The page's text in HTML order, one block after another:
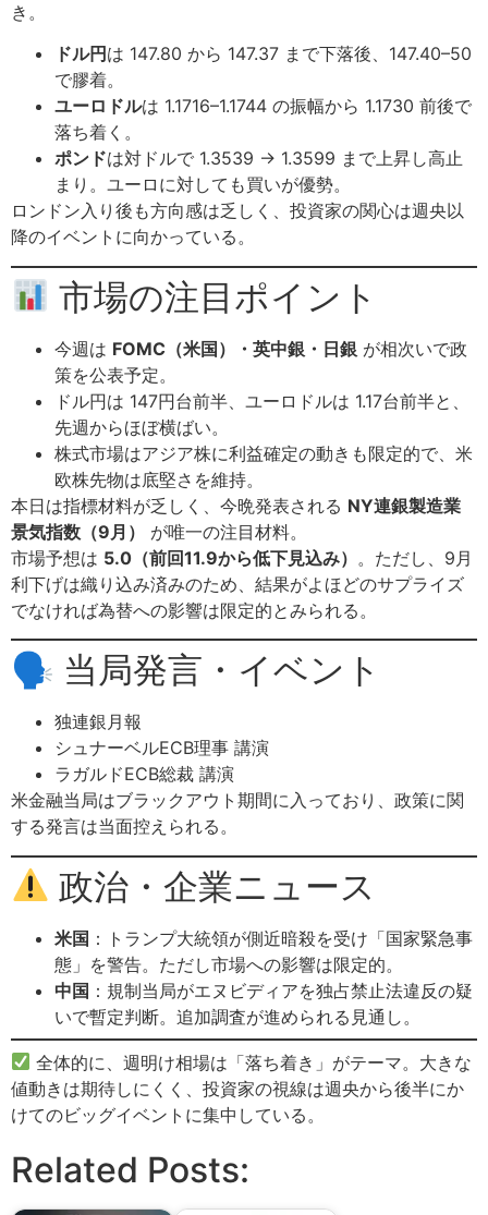
き。
ドル円 は 147.80 から 147.37 まで下落後、147.40–50
で膠着。
ユーロドルは 1.1716–1.1744 の振幅から 1.1730 前後で
落ち着く。
ポンドは対ドルで 1.3539 → 1.3599 まで上昇し高止
まり。ユーロに対しても買いが優勢。
ロンドン入り後も方向感は乏しく、投資家の関心は週央以
降のイベントに向かっている。
市場の注目ポイント
今週は FOMC（米国）・英中銀・日銀 が相次いで政
策を公表予定。
ドル円は 147円台前半、ユーロドルは 1.17台前半と、
先週からほぼ横ばい。
株式市場はアジア株に利益確定の動きも限定的で、米
欧株先物は底堅さを維持。
本日は指標材料が乏しく、今晩発表される NY連銀製造業
景気指数（9月）
が唯一の注目材料。
市場予想は 5.0（前回11.9から低下見込み） 。ただし、9月
利下げは織り込み済みのため、結果がよほどのサプライズ
でなければ為替への影響は限定的とみられる。
🗣 当局発言・イベント
独連銀月報
シュナーベルECB理事 講演
ラガルドECB総裁 講演
米金融当局はブラックアウト期間に入っており、政策に関
する発言は当面控えられる。
政治・企業ニュース
米国 ：トランプ大統領が側近暗殺を受け「国家緊急事
態」を警告。ただし市場への影響は限定的。
中国 ：規制当局がエヌビディアを独占禁止法違反の疑
いで暫定判断。追加調査が進められる見通し。
全体的に、週明け相場は「落ち着き」がテーマ。大きな
値動きは期待しにくく、投資家の視線は週央から後半にか
けてのビッグイベントに集中している。
Related Posts: